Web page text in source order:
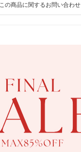
この商品に関するお問い合わせ